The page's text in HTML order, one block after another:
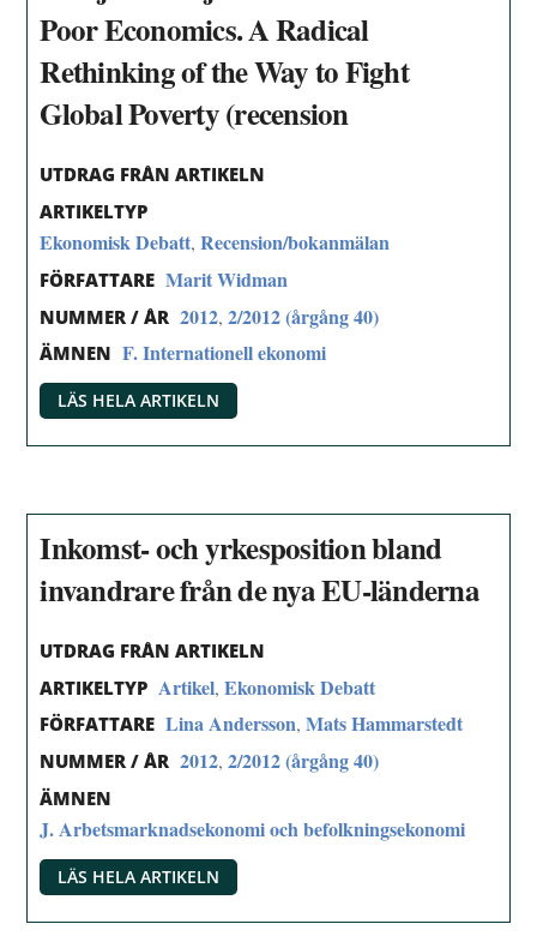
Poor Economics. A Radical
Rethinking of the Way to Fight
Global Poverty (recension
UTDRAG FRÅN ARTIKELN
ARTIKELTYP
Ekonomisk Debatt,Recension/bokanmälan
FÖRFATTARE Marit Widman
NUMMER / ÅR 2012,2/2012 (årgång 40)
ÄMNEN F. Internationell ekonomi
LÄS HELA ARTIKELN
Inkomst- och yrkesposition bland
invandrare från de nya EU-länderna
UTDRAG FRÅN ARTIKELN
ARTIKELTYP Artikel,Ekonomisk Debatt
FÖRFATTARE Lina Andersson,Mats Hammarstedt
NUMMER / ÅR 2012,2/2012 (årgång 40)
ÄMNEN
J. Arbetsmarknadsekonomi och befolkningsekonomi
LÄS HELA ARTIKELN